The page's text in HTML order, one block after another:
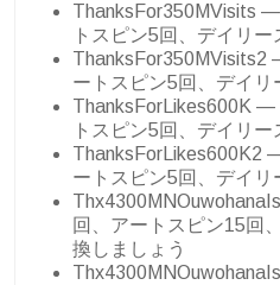
ThanksFor350MVisits
トスピン5回、デイリ
ThanksFor350MVisits2
ートスピン5回、デイリ
ThanksForLikes600K —
トスピン5回、デイリ
ThanksForLikes600K2
ートスピン5回、デイリ
回、アートスピン15回
換しましょう